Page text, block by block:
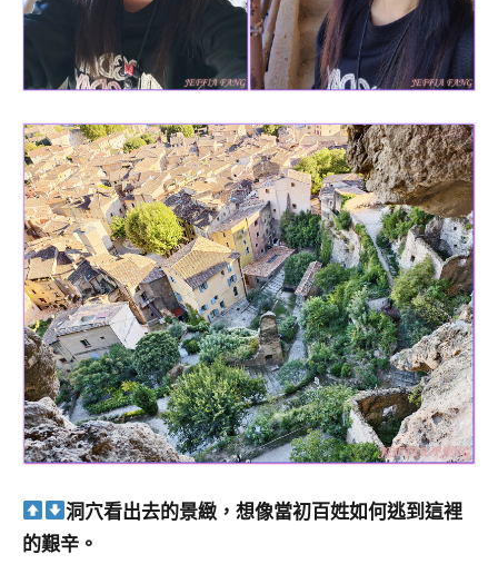
洞穴看出去的景緻，想像當初百姓如何逃到這裡
的艱辛。